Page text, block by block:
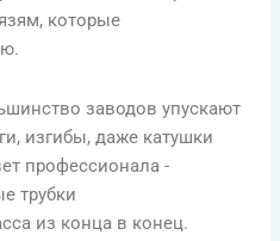
которые
заводов упускают
изгибы, даже катушки
профессионала -
трубки
из конца в конец.